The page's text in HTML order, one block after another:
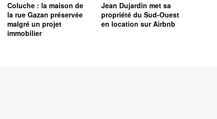
Coluche : la maison de
la rue Gazan préservée
malgré un projet
immobilier
Jean Dujardin met sa
propriété du Sud-Ouest
en location sur Airbnb